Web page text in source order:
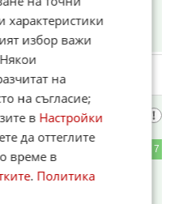
модератор.
7
на държавната
видове "помощи"
характеристики
избор важи
на
на съгласие;
в Настройки
да оттеглите
време в
. Политика